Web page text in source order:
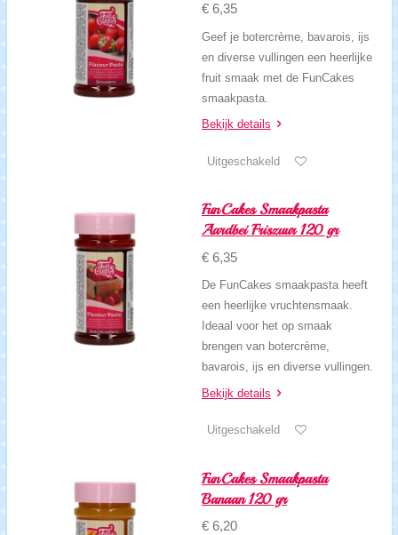
€ 6,35
Geef je botercrème, bavarois, ijs
en diverse vullingen een heerlijke
fruit smaak met de FunCakes
smaakpasta.
Bekijk details
Uitgeschakeld
FunCakes Smaakpasta
Aardbei Friszuur 120 gr
€ 6,35
De FunCakes smaakpasta heeft
een heerlijke vruchtensmaak.
Ideaal voor het op smaak
brengen van botercrème,
bavarois, ijs en diverse vullingen.
Bekijk details
Uitgeschakeld
FunCakes Smaakpasta
Banaan 120 gr
€ 6,20